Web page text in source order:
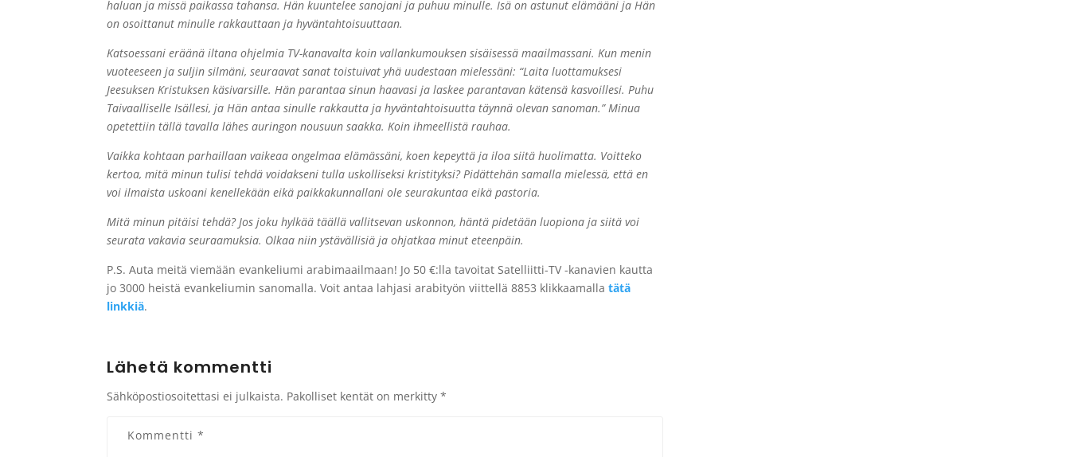
haluan ja missä paikassa tahansa. Hän kuuntelee sanojani ja puhuu minulle. Isä on astunut elämääni ja Hän
on osoittanut minulle rakkauttaan ja hyväntahtoisuuttaan.
Katsoessani eräänä iltana ohjelmia TV-kanavalta koin vallankumouksen sisäisessä maailmassani. Kun menin
vuoteeseen ja suljin silmäni, seuraavat sanat toistuivat yhä uudestaan mielessäni: “Laita luottamuksesi
Jeesuksen Kristuksen käsivarsille. Hän parantaa sinun haavasi ja laskee parantavan kätensä kasvoillesi. Puhu
Taivaalliselle Isällesi, ja Hän antaa sinulle rakkautta ja hyväntahtoisuutta täynnä olevan sanoman.” Minua
opetettiin tällä tavalla lähes auringon nousuun saakka. Koin ihmeellistä rauhaa.
Vaikka kohtaan parhaillaan vaikeaa ongelmaa elämässäni, koen kepeyttä ja iloa siitä huolimatta. Voitteko
kertoa, mitä minun tulisi tehdä voidakseni tulla uskolliseksi kristityksi? Pidättehän samalla mielessä, että en
voi ilmaista uskoani kenellekään eikä paikkakunnallani ole seurakuntaa eikä pastoria.
Mitä minun pitäisi tehdä? Jos joku hylkää täällä vallitsevan uskonnon, häntä pidetään luopiona ja siitä voi
seurata vakavia seuraamuksia. Olkaa niin ystävällisiä ja ohjatkaa minut eteenpäin.
P.S. Auta meitä viemään evankeliumi arabimaailmaan! Jo 50 €:lla tavoitat Satelliitti-TV -kanavien kautta
jo 3000 heistä evankeliumin sanomalla. Voit antaa lahjasi arabityön viittellä 8853 klikkaamallatätä
linkkiä.
Lähetä kommentti
Sähköpostiosoitettasi ei julkaista. Pakolliset kentät on merkitty*